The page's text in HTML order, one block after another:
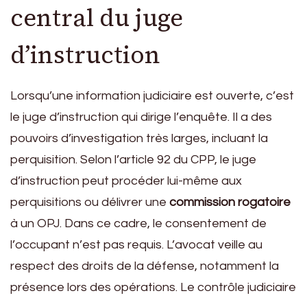
central du juge
d’instruction
Lorsqu’une information judiciaire est ouverte, c’est
le juge d’instruction qui dirige l’enquête. Il a des
pouvoirs d’investigation très larges, incluant la
perquisition. Selon l’article 92 du CPP, le juge
d’instruction peut procéder lui-même aux
perquisitions ou délivrer une commission rogatoire
à un OPJ. Dans ce cadre, le consentement de
l’occupant n’est pas requis. L’avocat veille au
respect des droits de la défense, notamment la
présence lors des opérations. Le contrôle judiciaire